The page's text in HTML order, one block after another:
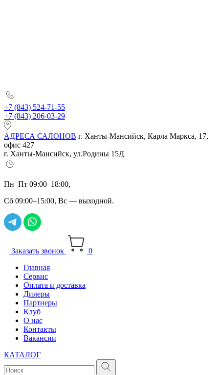
+7 (843) 524-71-55
+7 (843) 206-03-29
АДРЕСА САЛОНОВ г. Ханты-Мансийск, Карла Маркса, 17,
офис 427
г. Ханты-Мансийск, ул.Родины 15Д
Пн–Пт 09:00–18:00,
Сб 09:00–15:00, Вс — выходной.
Заказать звонок
0
Главная
Сервис
Оплата и доставка
Дилеры
Партнеры
Клуб
О нас
Контакты
Вакансии
КАТАЛОГ